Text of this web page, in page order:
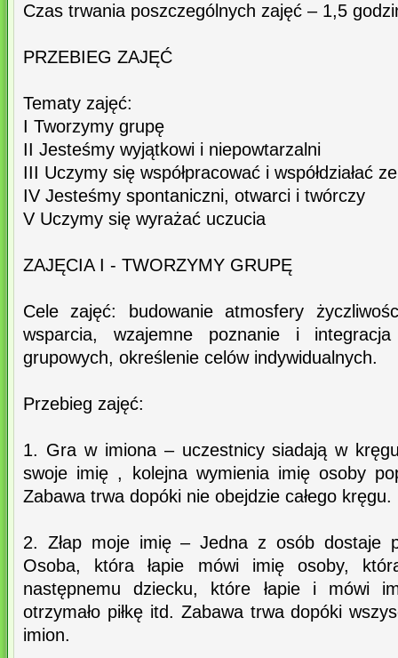
Czas trwania poszczególnych zajęć – 1,5
PRZEBIEG ZAJĘĆ
Tematy zajęć:
I Tworzymy grupę
II Jesteśmy wyjątkowi i niepowtarzalni
III Uczymy się współpracować i współdziałać
IV Jesteśmy spontaniczni, otwarci i twórczy
V Uczymy się wyrażać uczucia
ZAJĘCIA I - TWORZYMY GRUPĘ
Cele zajęć: budowanie atmosfery
wsparcia, wzajemne poznanie i
grupowych, określenie celów indywidualnych.
Przebieg zajęć:
1. Gra w imiona – uczestnicy siadają w
swoje imię , kolejna wymienia imię osoby
Zabawa trwa dopóki nie obejdzie całego kręgu.
2. Złap moje imię – Jedna z osób dostaje
Osoba, która łapie mówi imię osoby,
następnemu dziecku, które łapie i mówi
otrzymało piłkę itd. Zabawa trwa dopóki
imion.